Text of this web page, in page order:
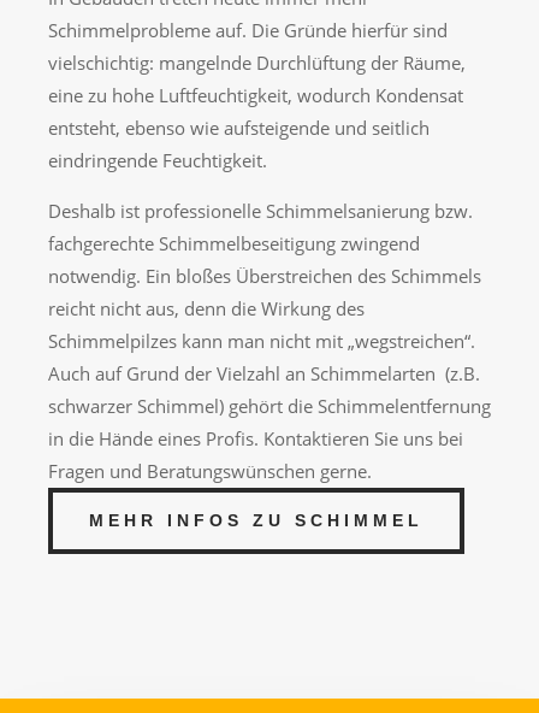
Schimmelprobleme auf. Die Gründe hierfür sind
vielschichtig: mangelnde Durchlüftung der Räume,
eine zu hohe Luftfeuchtigkeit, wodurch Kondensat
entsteht, ebenso wie aufsteigende und seitlich
eindringende Feuchtigkeit.
Deshalb ist professionelle Schimmelsanierung bzw.
fachgerechte Schimmelbeseitigung zwingend
notwendig. Ein bloßes Überstreichen des Schimmels
reicht nicht aus, denn die Wirkung des
Schimmelpilzes kann man nicht mit „wegstreichen“.
Auch auf Grund der Vielzahl an Schimmelarten (z.B.
schwarzer Schimmel) gehört die Schimmelentfernung
in die Hände eines Profis. Kontaktieren Sie uns bei
Fragen und Beratungswünschen gerne.
MEHR INFOS ZU SCHIMMEL